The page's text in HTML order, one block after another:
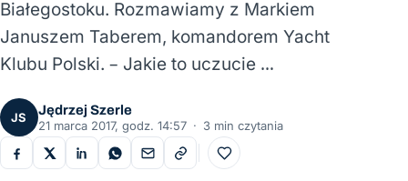
Białegostoku. Rozmawiamy z Markiem
Januszem Taberem, komandorem Yacht
Klubu Polski. – Jakie to uczucie …
JS
Jędrzej Szerle
21 marca 2017, godz. 14:57 · 3 min czytania
Do ulubionych